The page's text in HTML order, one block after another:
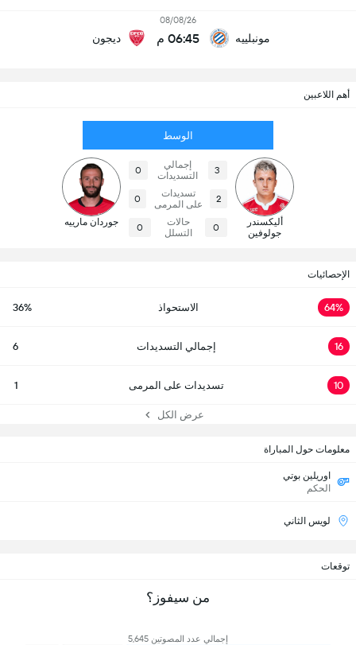
مونبلييه
08/08/26
06:45 م ديجون
أهم اللاعبين
الوسط
أليكسندر
جولوفين
3
إجمالي
التسديدات
0
2
تسديدات
على المرمى
0
0
حالات
التسلل
0 جوردان مارييه
الإحصائيات
64% الاستحواذ 36%
16 إجمالي التسديدات 6
10 تسديدات على المرمى 1
عرض الكل
معلومات حول المباراة
اوريلين بوتي
الحكم
لويس الثاني
توقعات
من سيفوز؟
إجمالي عدد المصوتين 5,645